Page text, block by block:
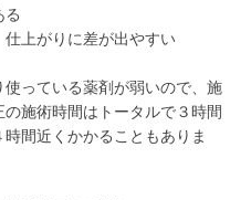
る
仕上がりに差が出やすい
っている薬剤が弱いので、施
施術時間はトータルで３時間
間近くかかることもありま